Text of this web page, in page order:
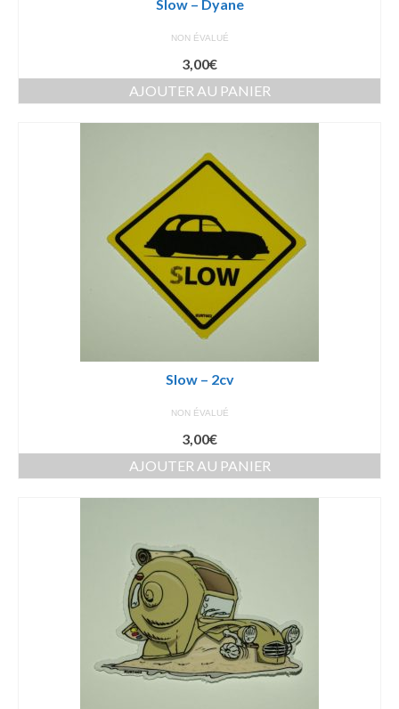
Slow – Dyane
NON ÉVALUÉ
3,00€
AJOUTER AU PANIER
Slow – 2cv
NON ÉVALUÉ
3,00€
AJOUTER AU PANIER